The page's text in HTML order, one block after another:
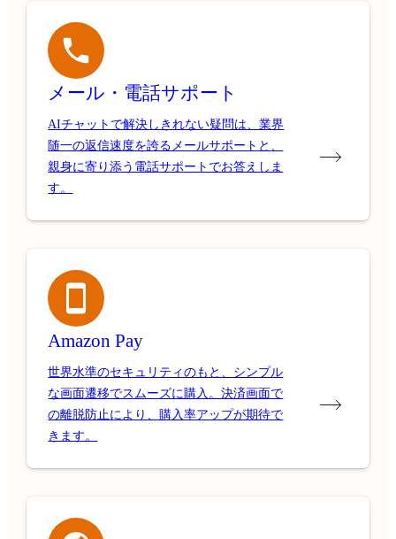
メール・電話サポート
AIチャットで解決しきれない疑問は、業界
随一の返信速度を誇るメールサポートと、
親身に寄り添う電話サポートでお答えしま
す。
Amazon Pay
世界水準のセキュリティのもと、シンプル
な画面遷移でスムーズに購入。決済画面で
の離脱防止により、購入率アップが期待で
きます。